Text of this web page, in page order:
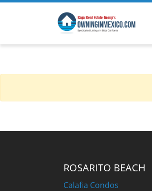
ROSARITO BEACH
Calafia Condos